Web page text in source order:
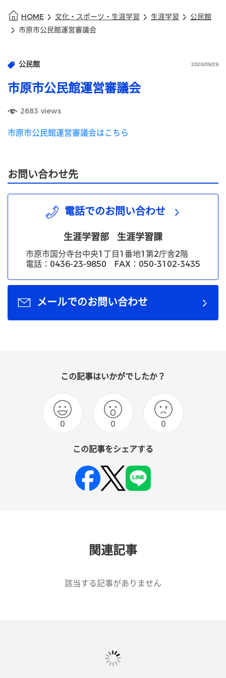
HOME 文化・スポーツ・生涯学習 生涯学習
公民館
市原市公民館運営審議会
公民館 2020/09/29
市原市公民館運営審議会
2683 views
市原市公民館運営審議会はこちら
お問い合わせ先
電話でのお問い合わせ
生涯学習部 生涯学習課
市原市国分寺台中央1丁目1番地1第2庁舎2階
電話：0436-23-9850 FAX：050-3102-3435
メールでのお問い合わせ
この記事はいかがでしたか？
0 0 0
この記事をシェアする
関連記事
該当する記事がありません